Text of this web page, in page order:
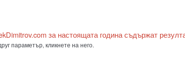
за настоящата година съдържат
параметър, кликнете на него.